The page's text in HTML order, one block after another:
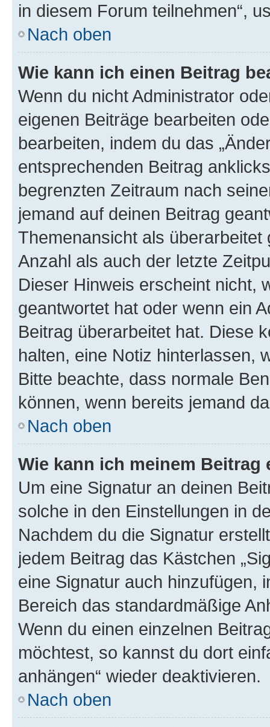
in diesem Forum teilnehmen“,
Nach oben
Wie kann ich einen Beitrag
Wenn du nicht Administrator
eigenen Beiträge bearbeiten
bearbeiten, indem du das
entsprechenden Beitrag
begrenzten Zeitraum nach
jemand auf deinen Beitrag
Themenansicht als
Anzahl als auch der letzte
Dieser Hinweis erscheint nicht,
geantwortet hat oder wenn ein
Beitrag überarbeitet hat. Diese
halten, eine Notiz hinterlassen,
Bitte beachte, dass normale
können, wenn bereits jemand
Nach oben
Wie kann ich meinem
Um eine Signatur an deinen
solche in den Einstellungen in
Nachdem du die Signatur
jedem Beitrag das Kästchen
eine Signatur auch hinzufügen,
Bereich das standardmäßige
Wenn du einen einzelnen
möchtest, so kannst du dort
anhängen“ wieder deaktivieren.
Nach oben